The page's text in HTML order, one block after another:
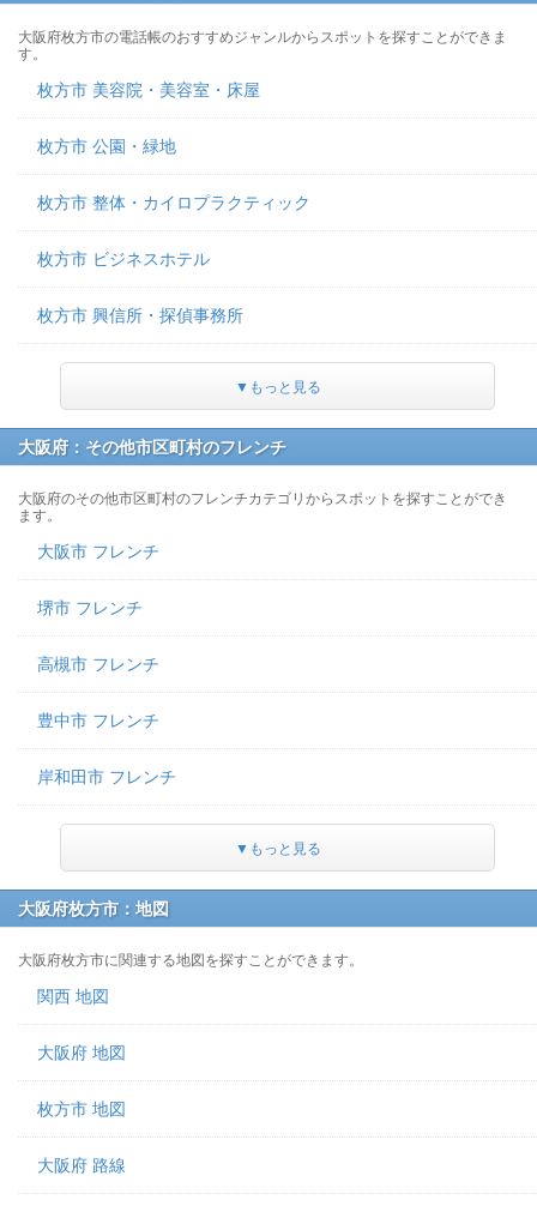
大阪府枚方市の電話帳のおすすめジャンルからスポットを探すことができま
す。
枚方市 美容院・美容室・床屋
枚方市 公園・緑地
枚方市 整体・カイロプラクティック
枚方市 ビジネスホテル
枚方市 興信所・探偵事務所
▼もっと見る
大阪府：その他市区町村のフレンチ
大阪府のその他市区町村のフレンチカテゴリからスポットを探すことができ
ます。
大阪市 フレンチ
堺市 フレンチ
高槻市 フレンチ
豊中市 フレンチ
岸和田市 フレンチ
▼もっと見る
大阪府枚方市：地図
大阪府枚方市に関連する地図を探すことができます。
関西 地図
大阪府 地図
枚方市 地図
大阪府 路線